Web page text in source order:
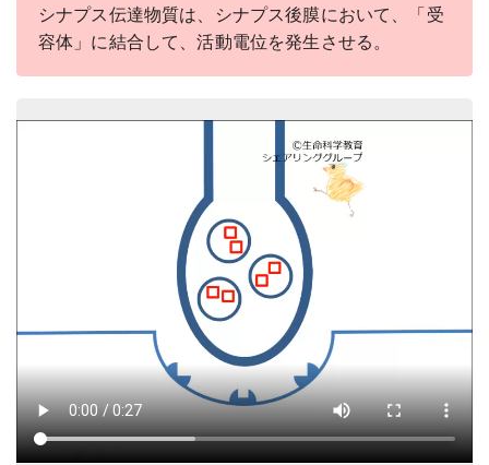
シナプス伝達物質は、シナプス後膜において、「受
容体」に結合して、活動電位を発生させる。